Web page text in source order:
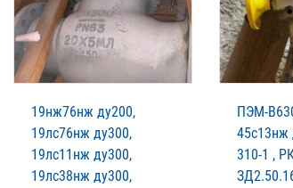
19нж76нж ду200,
19лс76нж ду300,
19лс11нж ду300,
19лс38нж ду300,
ПЭМ-
45с13нж
310-1 ,